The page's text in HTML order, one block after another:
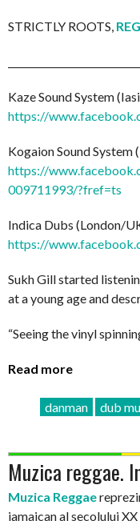
STRICTLY ROOTS,
Kaze Sound System
https://
Kogaion Sound
https://
009711993/?fref=ts
Indica Dubs (London/
https://
Sukh Gill started
at a young age and
“Seeing the vinyl
Read more
danman dub
Muzica reggae.
Muzica Reggae
jamaican al secolului